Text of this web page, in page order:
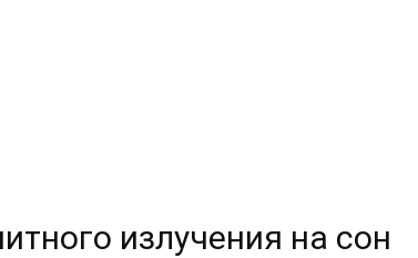
излучения на сон